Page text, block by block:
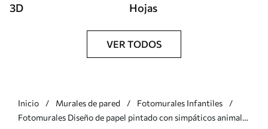
3D Hojas
VER TODOS
Inicio Murales de pared
Fotomurales Infantiles
Fotomurales Diseño de papel pintado con simpáticos animales